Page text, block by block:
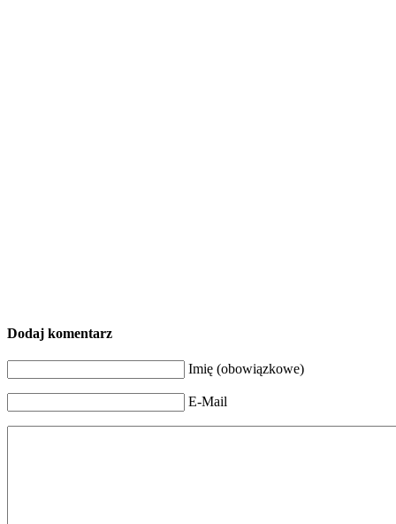
Dodaj komentarz
Imię (obowiązkowe)
E-Mail